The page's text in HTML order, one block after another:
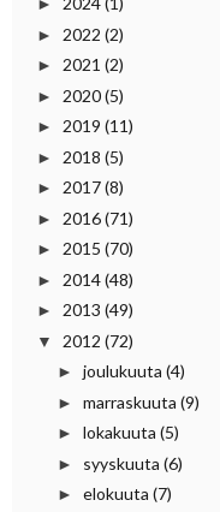
► 2022 (2)
► 2021 (2)
► 2020(5)
► 2019 (11)
► 2018 (5)
► 2017(8)
► 2016(71)
► 2015 (70)
► 2014(48)
► 2013 (49)
▼ 2012 (72)
► joulukuuta (4)
► marraskuuta (9)
► lokakuuta (5)
► syyskuuta (6)
► elokuuta (7)